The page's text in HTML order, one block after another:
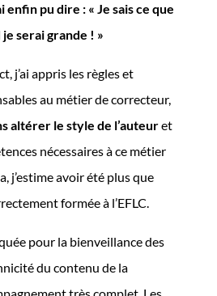
enfin pu dire : « Je sais ce que
serai grande ! »
j’ai appris les règles et
au métier de correcteur,
altérer le style de l’auteuret
nécessaires à ce métier
j’estime avoir été plus que
formée à l’EFLC.
pour la bienveillance des
du contenu de la